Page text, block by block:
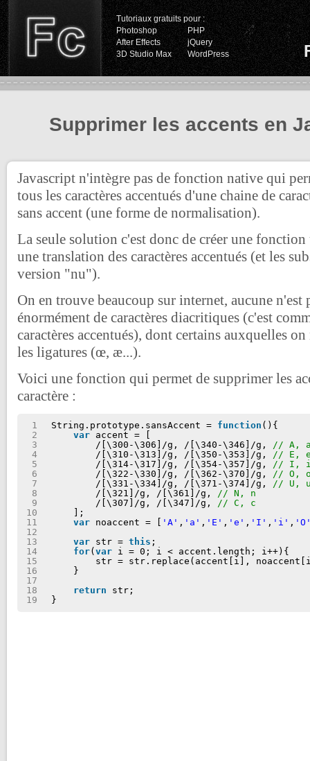
Tutoriaux gratuits pour :
Photoshop
PHP
After Effects
jQuery
3D Studio Max
WordPress
Supprimer les accents en
Javascript n'intègre pas de fonction native qui
tous les caractères accentués d'une chaine de
sans accent (une forme de normalisation).
La seule solution c'est donc de créer une
une translation des caractères accentués (et les
version "nu").
On en trouve beaucoup sur internet, aucune n'est
énormément de caractères diacritiques (c'est
caractères accentués), dont certains auxquelles on
les ligatures (œ, æ...).
Voici une fonction qui permet de supprimer les
caractère :
1
2
3
4
5
6
7
8
9
10
11
12
13
14
15
16
17
18
19
String.prototype.sansAccent = function (){
var accent = [
/[\300-\306]/g, /[\340-\346]/g, // A,
/[\310-\313]/g, /[\350-\353]/g, // E,
/[\314-\317]/g, /[\354-\357]/g, // I,
/[\322-\330]/g, /[\362-\370]/g, // O,
/[\331-\334]/g, /[\371-\374]/g, // U,
/[\321]/g, /[\361]/g, // N, n
/[\307]/g, /[\347]/g, // C, c
];
var noaccent = [ 'A' , 'a' , 'E' , 'e' , 'I' , 'i' ,
var str = this ;
for(var i = 0; i < accent.length; i++){
str = str.replace(accent[i],
}
return
str;
}